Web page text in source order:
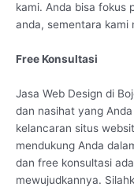
kami. Anda bisa fokus
anda, sementara kami
Free Konsultasi
Jasa Web Design di
dan nasihat yang
kelancaran situs
mendukung Anda
dan free konsultasi
mewujudkannya.